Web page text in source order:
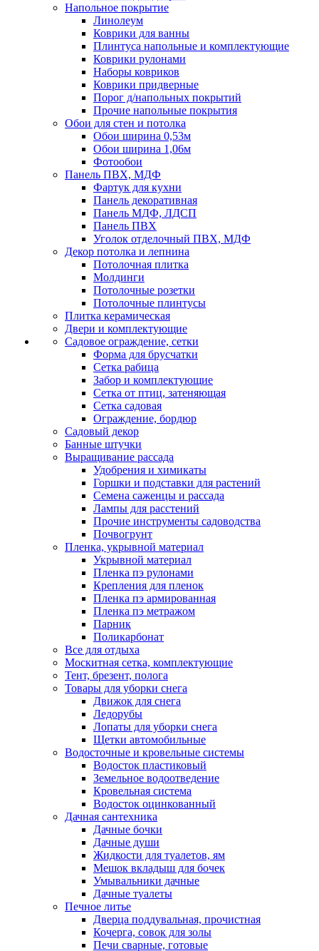
Напольное покрытие
Линолеум
Коврики для ванны
Плинтуса напольные и комплектующие
Коврики рулонами
Наборы ковриков
Коврики придверные
Порог д/напольных покрытий
Прочие напольные покрытия
Обои для стен и потолка
Обои ширина 0,53м
Обои ширина 1,06м
Фотообои
Панель ПВХ, МДФ
Фартук для кухни
Панель декоративная
Панель МДФ, ЛДСП
Панель ПВХ
Уголок отделочный ПВХ, МДФ
Декор потолка и лепнина
Потолочная плитка
Молдинги
Потолочные розетки
Потолочные плинтусы
Плитка керамическая
Двери и комплектующие
Садовое ограждение, сетки
Форма для брусчатки
Сетка рабица
Забор и комплектующие
Сетка от птиц, затеняющая
Сетка садовая
Ограждение, бордюр
Садовый декор
Банные штучки
Выращивание рассада
Удобрения и химикаты
Горшки и подставки для растений
Семена саженцы и рассада
Лампы для расстений
Прочие инструменты садоводства
Почвогрунт
Пленка, укрывной материал
Укрывной материал
Пленка пэ рулонами
Крепления для пленок
Пленка пэ армированная
Пленка пэ метражом
Парник
Поликарбонат
Все для отдыха
Москитная сетка, комплектующие
Тент, брезент, полога
Товары для уборки снега
Движок для снега
Ледорубы
Лопаты для уборки снега
Щетки автомобильные
Водосточные и кровельные системы
Водосток пластиковый
Земельное водоотведение
Кровельная система
Водосток оцинкованный
Дачная сантехника
Дачные бочки
Дачные души
Жидкости для туалетов, ям
Мешок вкладыш для бочек
Умывальники дачные
Дачные туалеты
Печное литье
Дверца поддувальная, прочистная
Кочерга, совок для золы
Печи сварные, готовые